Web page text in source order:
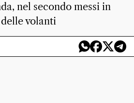
nel secondo messi in
volanti